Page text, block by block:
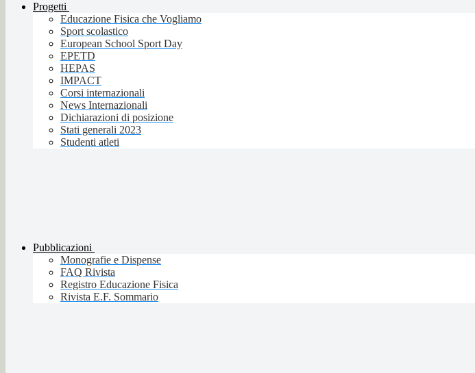
Progetti
Educazione Fisica che Vogliamo
Sport scolastico
European School Sport Day
EPETD
HEPAS
IMPACT
Corsi internazionali
News Internazionali
Dichiarazioni di posizione
Stati generali 2023
Studenti atleti
Pubblicazioni
Monografie e Dispense
FAQ Rivista
Registro Educazione Fisica
Rivista E.F. Sommario